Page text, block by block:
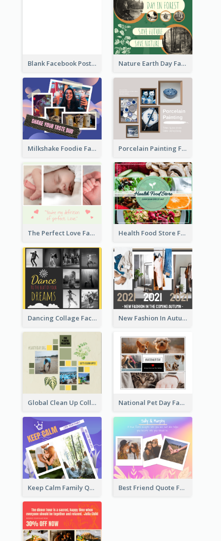
Blank Facebook Post Nature Earth Day Facebook Post
Milkshake Foodie Facebook Post Porcelain Painting Facebook Post
The Perfect Love Facebook Post Health Food Store Facebook Post
Dancing Collage Facebook Post New Fashion In Autumn Facebook Post
Global Clean Up Collage Facebook Post National Pet Day Facebook Post
Keep Calm Family Quote Facebook Post Best Friend Quote Facebook Post